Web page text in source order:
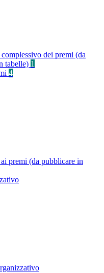
dei premi (da
tabelle) 1
4
premi (da pubblicare in